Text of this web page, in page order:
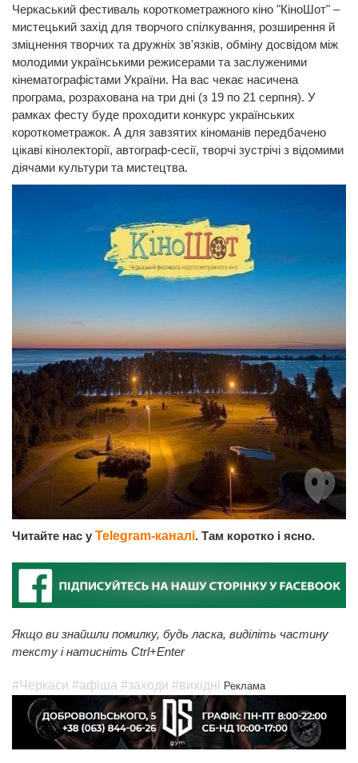
Черкаський фестиваль короткометражного кіно "КіноШот" –
мистецький захід для творчого спілкування, розширення й
зміцнення творчих та дружніх зв'язків, обміну досвідом між
молодими українськими режисерами та заслуженими
кінематографістами України. На вас чекає насичена
програма, розрахована на три дні (з 19 по 21 серпня). У
рамках фесту буде проходити конкурс українських
короткометражок. А для завзятих кіноманів передбачено
цікаві кінолекторії, автограф-сесії, творчі зустрічі з відомими
діячами культури та мистецтва.
Читайте нас у Telegram-каналі. Там коротко і ясно.
Якщо ви знайшли помилку, будь ласка, виділіть частину
тексту і натисніть Ctrl+Enter
#Черкаси #афіша #заходи #вихідні Реклама